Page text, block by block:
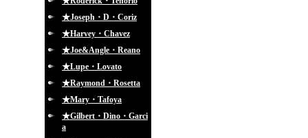
★Joseph・D・Coriz
★Harvey・Chavez
★Joe&Angle・Reano
★Lupe・Lovato
★Raymond・Rosetta
★Mary・Tafoya
★Gilbert・Dino・Garci
a